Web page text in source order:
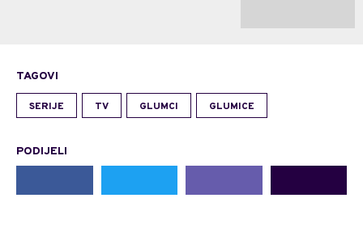
TAGOVI
SERIJE TV GLUMCI GLUMICE
PODIJELI